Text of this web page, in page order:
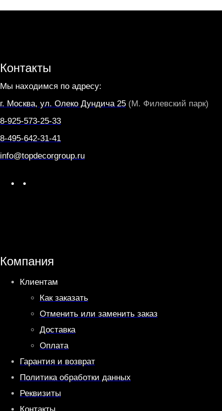
Контакты
Мы находимся по адресу:
г. Москва, ул. Олеко Дундича 25 (М. Филевский парк)
8-925-573-25-33
8-495-642-31-41
info@topdecorgroup.ru
p
p
a
m
Компания
Клиентам
Как заказать
Отменить или заменить заказ
Доставка
Оплата
Гарантия и возврат
Политика обработки данных
Реквизиты